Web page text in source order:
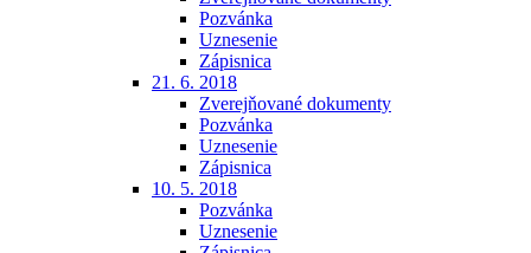
Pozvánka
Uznesenie
Zápisnica
21. 6. 2018
Zverejňované dokumenty
Pozvánka
Uznesenie
Zápisnica
10. 5. 2018
Pozvánka
Uznesenie